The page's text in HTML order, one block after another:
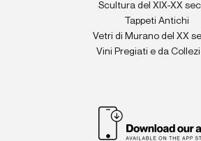
Scultura del XIX-XX
Tappeti Antichi
Vetri di Murano del XX
Vini Pregiati e da